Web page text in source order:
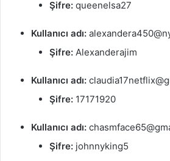
Şifre: queenelsa27
Kullanıcı adı:
Şifre: Alexanderajim
Kullanıcı adı:
Şifre: 17171920
Kullanıcı adı:
Şifre: johnnyking5